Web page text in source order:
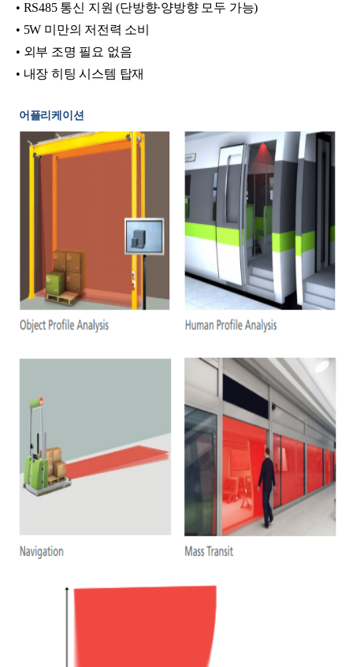
• RS485 통신 지원 (단방향·양방향 모두 가능)
• 5W 미만의 저전력 소비
• 외부 조명 필요 없음
• 내장 히팅 시스템 탑재
어플리케이션